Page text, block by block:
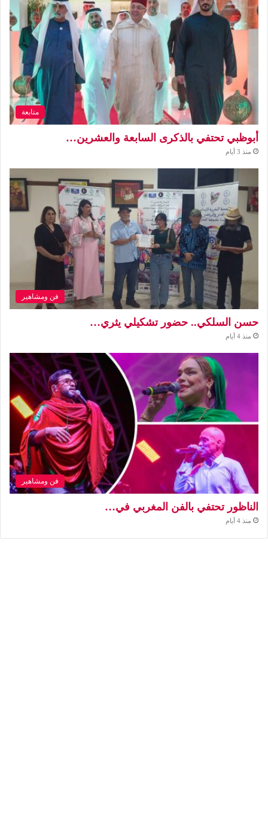
متابعة
أبوظبي تحتفي بالذكرى السابعة والعشرين…
منذ 3 أيام
فن ومشاهير
حسن السلكي.. حضور تشكيلي يثري…
منذ 4 أيام
فن ومشاهير
الناظور تحتفي بالفن المغربي في…
منذ 4 أيام